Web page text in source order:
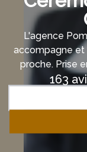
L'agence
accompagne et
proche. Prise
163